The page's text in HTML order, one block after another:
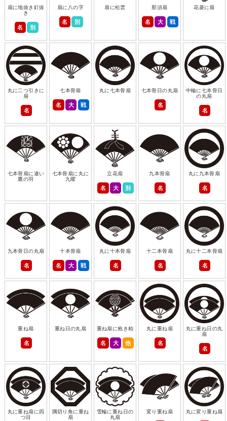
扇に地抜き釘抜
き
名 別
扇に八の字
名 別
扇に松雲 那須扇
名 大 戦
花菱に扇
丸に二つ引きに
扇
名
七本骨扇
名 大 戦
丸に七本骨扇 七本骨日の丸扇
名
中輪に七本骨日
の丸扇
名
七本骨扇に違い
鷹の羽
七本骨扇に丸に
九曜
立花扇
名 大 別
九本骨扇
名
丸に九本骨扇
名
九本骨日の丸扇
名
十本骨扇
名 大 戦
丸に十本骨扇
名
十二本骨扇
名
丸に十二本骨扇
名
重ね扇
名
重ね日の丸扇 重ね扇に抱き柏
名 大 他
丸に重ね扇
名
丸に重ね日の丸
扇
名
丸に重ね扇に四
つ目
隅切り角に重ね
扇
雪輪に重ね日の
丸扇
変り重ね扇 丸に変り重ね扇